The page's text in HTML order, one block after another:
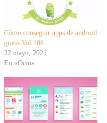
Cómo conseguir apps de android
gratis Vol 106
22 mayo, 2021
En «Ocio»